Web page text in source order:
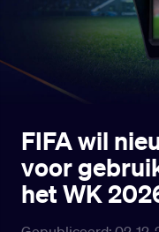
FIFA wil
voor
het WK